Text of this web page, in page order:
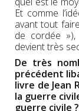
Et comme
avant tout
de cordée
devient très
De très
précédent
livre de Jean
la guerre
guerre civile ?